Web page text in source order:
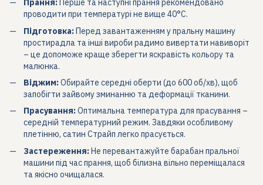
Прання:Перше та наступні прання рекомендовано
проводити при температурі не вище 40°C.
Підготовка:Перед завантаженням у пральну машину
простирадла та інші вироби радимо вивертати навиворіт
– це допоможе краще зберегти яскравість кольору та
малюнка.
Віджим:Обирайте середні оберти (до 600 об/хв), щоб
запобігти зайвому зминанню та деформації тканини.
Прасування:Оптимальна температура для прасування –
середній температурний режим. Завдяки особливому
плетінню, сатин Страйп легко прасується.
Застереження:Не перевантажуйте барабан пральної
машини під час прання, щоб білизна вільно переміщалася
та якісно очищалася.